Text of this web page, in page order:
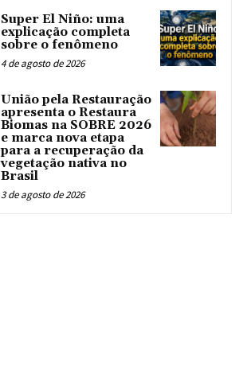
Super El Niño: uma
explicação completa
sobre o fenômeno
4 de agosto de 2026
União pela Restauração
apresenta o Restaura
Biomas na SOBRE 2026
e marca nova etapa
para a recuperação da
vegetação nativa no
Brasil
3 de agosto de 2026